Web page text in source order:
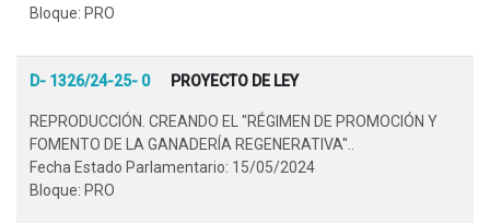
Bloque: PRO
D- 1326/24-25- 0 PROYECTO DE LEY
REPRODUCCIÓN. CREANDO EL "RÉGIMEN DE PROMOCIÓN Y
FOMENTO DE LA GANADERÍA REGENERATIVA"..
Fecha Estado Parlamentario: 15/05/2024
Bloque: PRO